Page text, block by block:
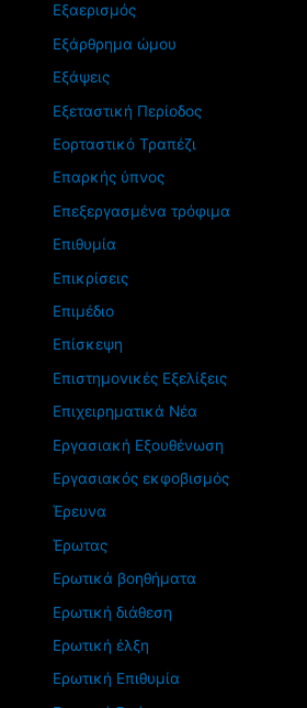
Εξαερισμός
Εξάρθρημα ώμου
Εξάψεις
Εξεταστική Περίοδος
Εορταστικό Τραπέζι
Επαρκής ύπνος
Επεξεργασμένα τρόφιμα
Επιθυμία
Επικρίσεις
Επιμέδιο
Επίσκεψη
Επιστημονικές Εξελίξεις
Επιχειρηματικά Νέα
Εργασιακή Εξουθένωση
Εργασιακός εκφοβισμός
Έρευνα
Έρωτας
Ερωτικά βοηθήματα
Ερωτική διάθεση
Ερωτική έλξη
Ερωτική Επιθυμία